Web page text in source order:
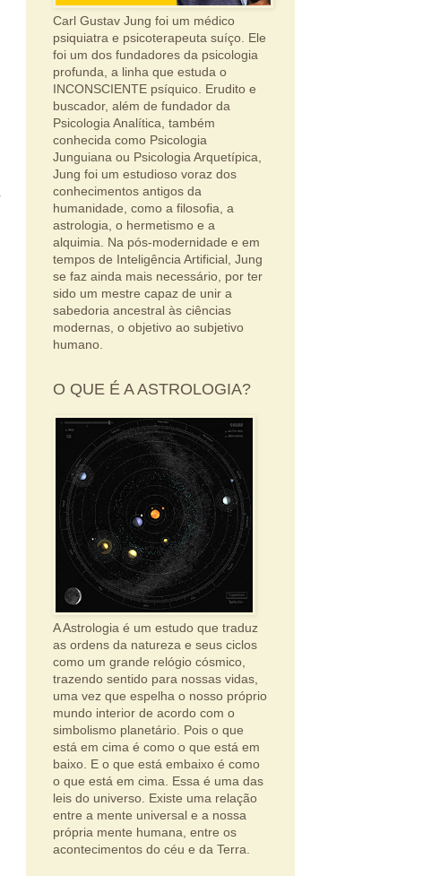
Carl Gustav Jung foi um médico
psiquiatra e psicoterapeuta suíço. Ele
foi um dos fundadores da psicologia
profunda, a linha que estuda o
INCONSCIENTE psíquico. Erudito e
buscador, além de fundador da
Psicologia Analítica, também
conhecida como Psicologia
Junguiana ou Psicologia Arquetípica,
Jung foi um estudioso voraz dos
conhecimentos antigos da
humanidade, como a filosofia, a
astrologia, o hermetismo e a
alquimia. Na pós-modernidade e em
tempos de Inteligência Artificial, Jung
se faz ainda mais necessário, por ter
sido um mestre capaz de unir a
sabedoria ancestral às ciências
modernas, o objetivo ao subjetivo
humano.
O QUE É A ASTROLOGIA?
A Astrologia é um estudo que traduz
as ordens da natureza e seus ciclos
como um grande relógio cósmico,
trazendo sentido para nossas vidas,
uma vez que espelha o nosso próprio
mundo interior de acordo com o
simbolismo planetário. Pois o que
está em cima é como o que está em
baixo. E o que está embaixo é como
o que está em cima. Essa é uma das
leis do universo. Existe uma relação
entre a mente universal e a nossa
própria mente humana, entre os
acontecimentos do céu e da Terra.